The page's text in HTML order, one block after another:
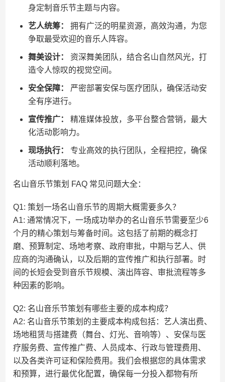
身定制音乐节主题与内容。
艺人统筹：
拥有广泛的明星资源，高效沟通，为您
争取最受欢迎的音乐人阵容。
舞美设计：
资深舞美团队，结合名山自然风光，打
造令人惊叹的视觉空间。
安全保障：
严密部署安保与医疗团队，确保活动安
全有序进行。
宣传推广：
精准媒体投放，多平台整合营销，最大
化活动影响力。
现场执行：
专业高效的执行团队，全程把控，确保
活动顺利落地。
名山音乐节策划 FAQ 常见问题大全：
Q1: 策划一场名山音乐节的周期大概需要多久？
A1: 通常情况下，一场成功举办的名山音乐节需要至少6
个月的精心策划与筹备时间。这包括了前期的概念打
磨、预算制定、场地考察、政府审批，中期与艺人、供
应商的沟通确认，以及后期的宣传推广和执行部署。时
间的长短会受到音乐节规模、演出阵容、审批流程等多
种因素的影响。
Q2: 名山音乐节策划有哪些主要的成本构成？
A2: 名山音乐节策划的主要成本构成包括：艺人演出费、
场地租赁与搭建费（舞台、灯光、音响等）、安保与医
疗服务费、宣传推广费、人员成本、行政与管理费用、
以及各类许可证和保险费用。我们会根据您的具体需求
和预算，进行最优化配置，确保每一分投入都物有所